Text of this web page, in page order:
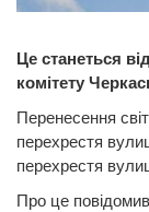
Це станеться
комітету
Перенесення
перехрестя
перехрестя
Про це